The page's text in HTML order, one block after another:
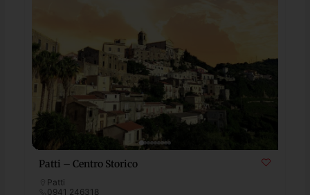
Patti – Centro Storico
Patti
0941 246318